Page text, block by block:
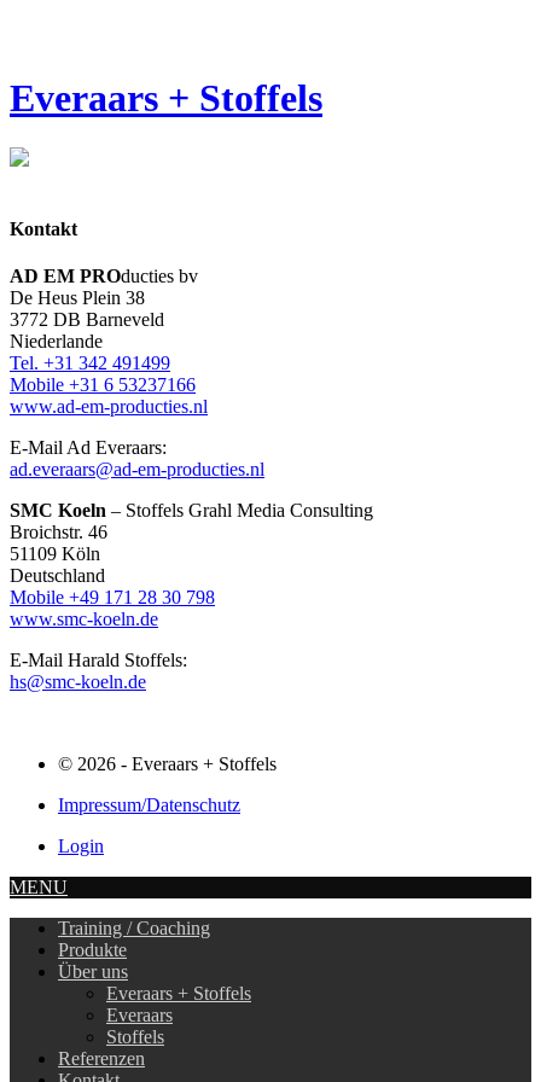
Everaars + Stoffels
Kontakt
AD EM PROducties bv
De Heus Plein 38
3772 DB Barneveld
Niederlande
Tel. +31 342 491499
Mobile +31 6 53237166
www.ad-em-producties.nl
E-Mail Ad Everaars:
ad.everaars@ad-em-producties.nl
SMC Koeln – Stoffels Grahl Media Consulting
Broichstr. 46
51109 Köln
Deutschland
Mobile +49 171 28 30 798
www.smc-koeln.de
E-Mail Harald Stoffels:
hs@smc-koeln.de
© 2026 - Everaars + Stoffels
Impressum/Datenschutz
Login
MENU
Training / Coaching
Produkte
Über uns
Everaars + Stoffels
Everaars
Stoffels
Referenzen